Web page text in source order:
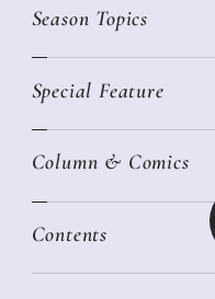
Season Topics
真夏のひんやりグッズ 2026
ニトリ・イケア・無印良品で
この春ほしい大人のスニー
絶品、お餅レシピ大集合！
Special Feature
2026年春夏 トレンドファッシ
女子旅おすすめスポット 暮
Column & Comics
ぐれいさん
Contents